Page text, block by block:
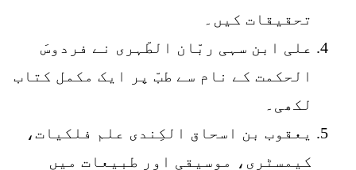
تحقیقات کیں۔
علی ابن سہی ربّان الطّہری نے فردوسَ
الحکمت کے نام سے طبّ پر ایک مکمل کتاب
لکھی۔
یعقوب بن اسحاق الکِندی علم فلکیات،
کیمسٹری، موسیقی اور طبیعات میں